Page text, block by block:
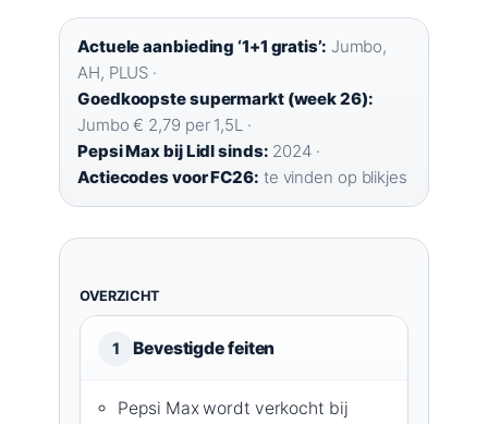
Actuele aanbieding ‘1+1 gratis’: Jumbo,
AH, PLUS ·
Goedkoopste supermarkt (week 26):
Jumbo € 2,79 per 1,5L ·
Pepsi Max bij Lidl sinds: 2024 ·
Actiecodes voor FC26: te vinden op blikjes
OVERZICHT
1 Bevestigde feiten
Pepsi Max wordt verkocht bij